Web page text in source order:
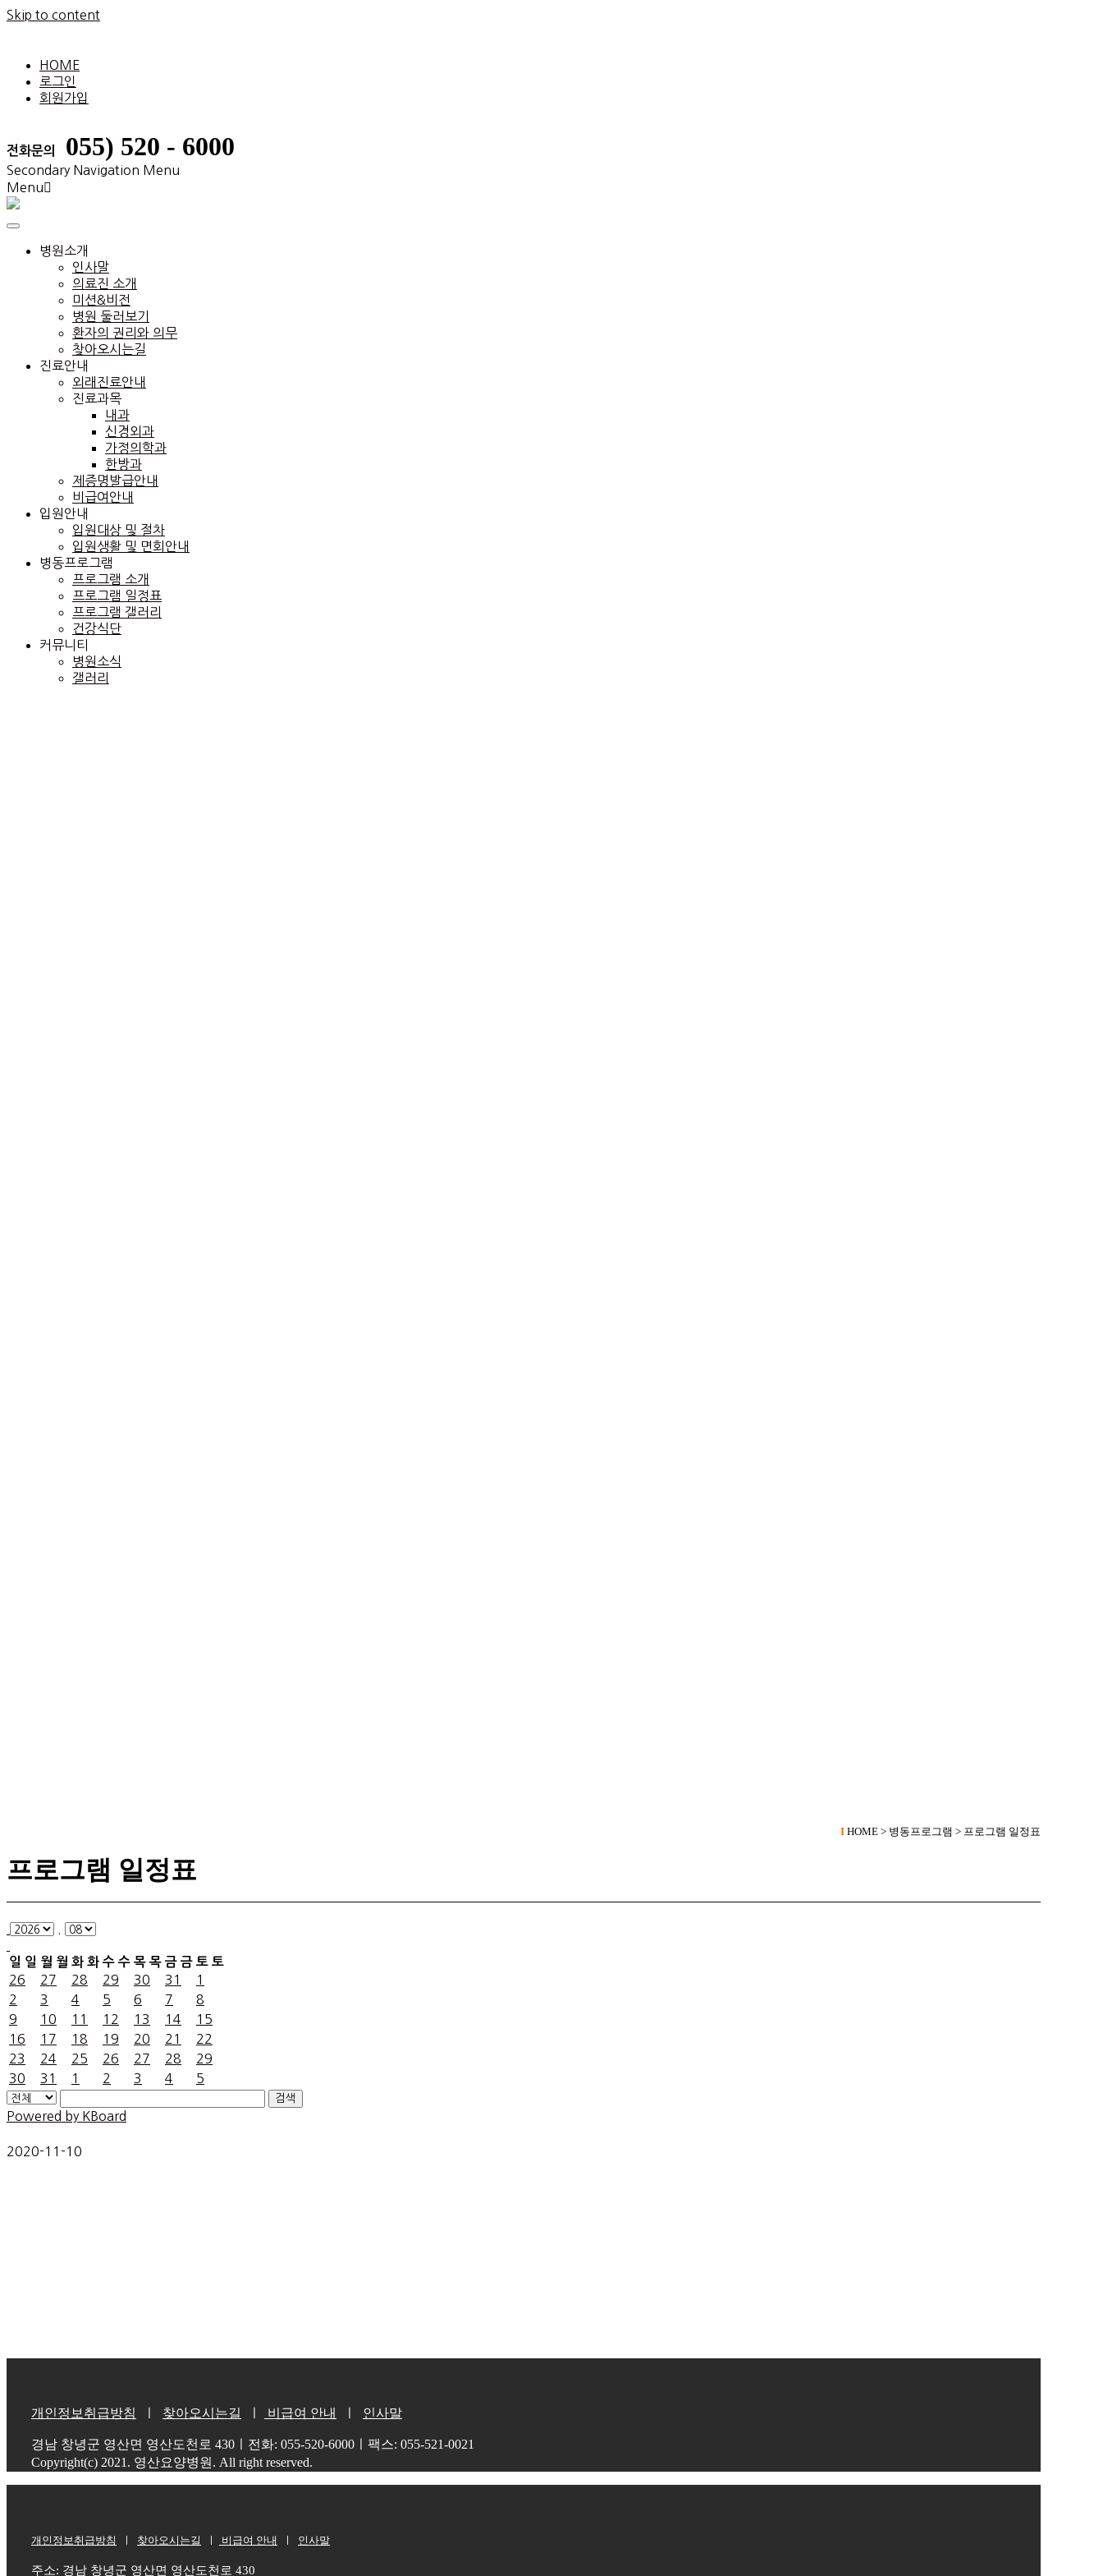
Skip to content
HOME
로그인
회원가입
전화문의 055) 520 - 6000
Secondary Navigation Menu
Menu
병원소개
인사말
의료진 소개
미션&비전
병원 둘러보기
환자의 권리와 의무
찾아오시는길
진료안내
외래진료안내
진료과목
내과
신경외과
가정의학과
한방과
제증명발급안내
비급여안내
입원안내
입원대상 및 절차
입원생활 및 면회안내
병동프로그램
프로그램 소개
프로그램 일정표
프로그램 갤러리
건강식단
커뮤니티
병원소식
갤러리
I HOME > 병동프로그램 > 프로그램 일정표
프로그램 일정표
일 일 월 월 화 화 수 수 목 목 금 금 토 토
26 27 28 29 30 31
1
2
3 4 5 6 7
8
9
10 11 12 13 14
15
16
17 18 19 20 21
22
23
24 25 26 27 28
29
30
31 1 2 3 4 5
검색
Powered by KBoard
2020-11-10
개인정보취급방침 찾아오시는길 비급여 안내 인사말
경남 창녕군 영산면 영산도천로 430ㅣ전화: 055-520-6000ㅣ팩스: 055-521-0021
Copyright(c) 2021. 영산요양병원. All right reserved.
개인정보취급방침 찾아오시는길 비급여 안내 인사말
주소: 경남 창녕군 영산면 영산도천로 430